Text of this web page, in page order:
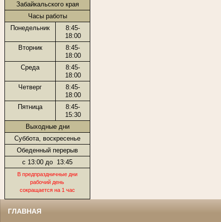
Забайкальского края
Часы работы
Понедельник
8:45-
18:00
Вторник
8:45-
18:00
Среда
8:45-
18:00
Четверг
8:45-
18:00
Пятница
8:45-
15:30
Выходные дни
Суббота, воскресенье
Обеденный перерыв
с 13:00 до 13:45
В предпраздничные дни
рабочий день
сокращается на 1 час
ГЛАВНАЯ